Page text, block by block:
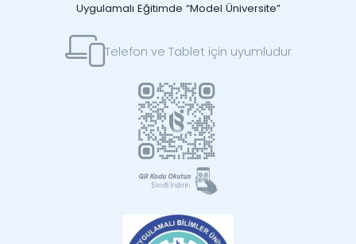
Uygulamalı Eğitimde “Model Üniversite”
Telefon ve Tablet için uyumludur